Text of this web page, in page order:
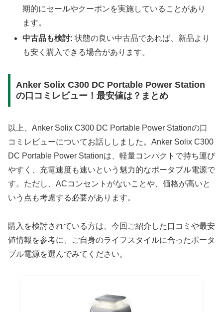
期的にセールやクーポンを実施していることがあり
ます。
中古品も検討: 状態の良い中古品であれば、新品より
も安く購入できる場合があります。
Anker Solix C300 DC Portable Power Station
の口コミレビュー！最安値は？まとめ
以上、Anker Solix C300 DC Portable Power Stationの口
コミレビューについてお話ししました。Anker Solix C300
DC Portable Power Stationは、軽量コンパクトで持ち運び
やすく、充電速度も速いという魅力的なポータブル電源で
す。ただし、ACコンセントがないことや、価格が高いと
いう点も考慮する必要があります。
購入を検討されている方は、今回ご紹介した口コミや最安
値情報を参考に、ご自身のライフスタイルに合ったポータ
ブル電源を選んでみてください。